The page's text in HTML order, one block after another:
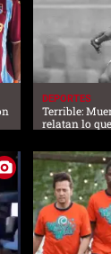
DEPORTES
Terrible:
relatan lo